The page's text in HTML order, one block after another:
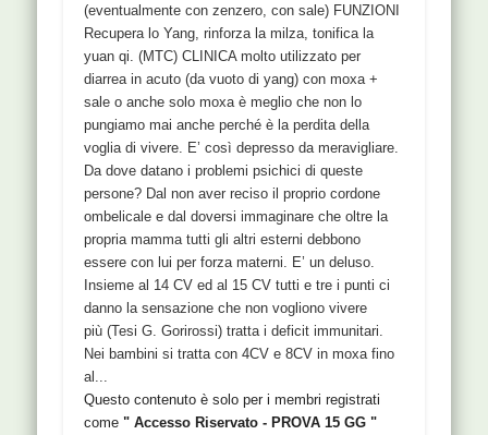
(eventualmente con zenzero, con sale) FUNZIONI
Recupera lo Yang, rinforza la milza, tonifica la
yuan qi. (MTC) CLINICA molto utilizzato per
diarrea in acuto (da vuoto di yang) con moxa +
sale o anche solo moxa è meglio che non lo
pungiamo mai anche perché è la perdita della
voglia di vivere. E’ così depresso da meravigliare.
Da dove datano i problemi psichici di queste
persone? Dal non aver reciso il proprio cordone
ombelicale e dal doversi immaginare che oltre la
propria mamma tutti gli altri esterni debbono
essere con lui per forza materni. E’ un deluso.
Insieme al 14 CV ed al 15 CV tutti e tre i punti ci
danno la sensazione che non vogliono vivere
più (Tesi G. Gorirossi) tratta i deficit immunitari.
Nei bambini si tratta con 4CV e 8CV in moxa fino
al...
Questo contenuto è solo per i membri registrati
come" Accesso Riservato - PROVA 15 GG "